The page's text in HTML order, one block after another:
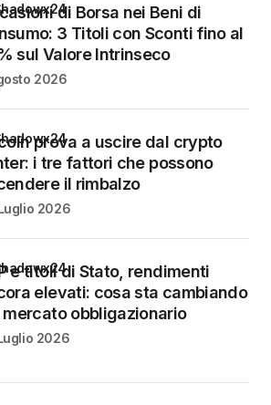
di Borsa nei Beni di
3 Titoli con Sconti fino al
sul Valore Intrinseco
2026
prova a uscire dal crypto
i tre fattori che possono
il rimbalzo
2026
e titoli di Stato, rendimenti
elevati: cosa sta cambiando
mercato obbligazionario
2026